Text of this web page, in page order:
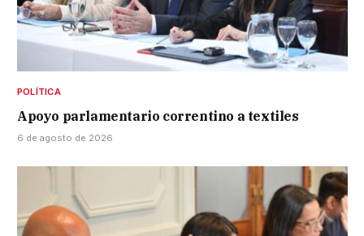
POLÍTICA
Apoyo parlamentario correntino a textiles
6 de agosto de 2026